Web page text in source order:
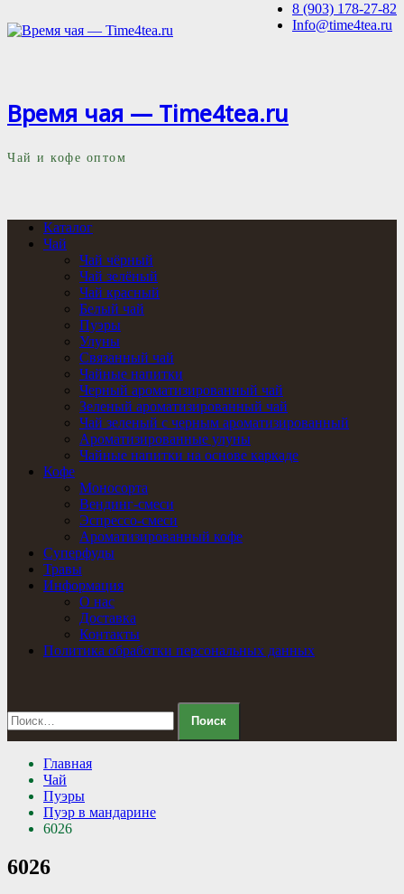
8 (903) 178-27-82
Info@time4tea.ru
Время чая — Time4tea.ru
Чай и кофе оптом
Каталог
Чай
Чай чёрный
Чай зелёный
Чай красный
Белый чай
Пуэры
Улуны
Связанный чай
Чайные напитки
Черный ароматизированный чай
Зеленый ароматизированный чай
Чай зеленый с черным ароматизированный
Ароматизированные улуны
Чайные напитки на основе каркаде
Кофе
Моносорта
Вендинг-смеси
Эспрессо-смеси
Ароматизированный кофе
Суперфуды
Травы
Информация
О нас
Доставка
Контакты
Политика обработки персональных данных
Найти:
Главная
Чай
Пуэры
Пуэр в мандарине
6026
6026